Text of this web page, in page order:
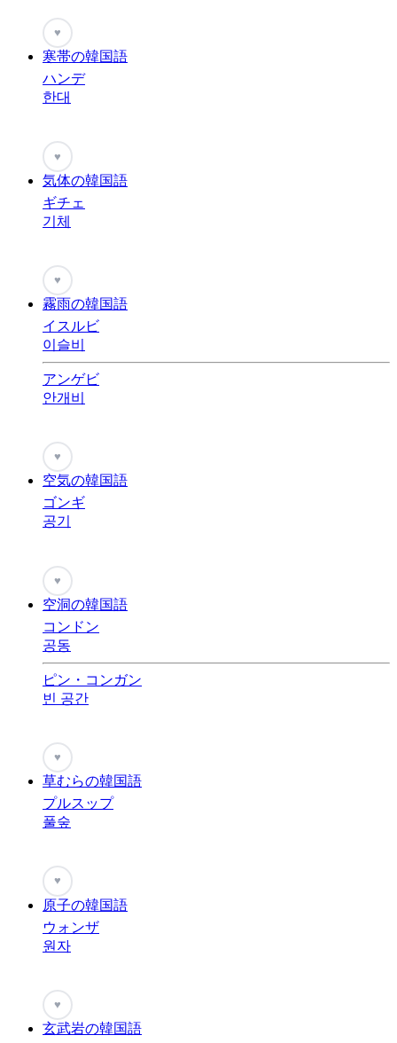
♥
寒帯の韓国語
ハンデ
한대
♥
気体の韓国語
ギチェ
기체
♥
霧雨の韓国語
イスルビ
이슬비
アンゲビ
안개비
♥
空気の韓国語
ゴンギ
공기
♥
空洞の韓国語
コンドン
공동
ピン・コンガン
빈 공간
♥
草むらの韓国語
プルスップ
풀숲
♥
原子の韓国語
ウォンザ
원자
♥
玄武岩の韓国語